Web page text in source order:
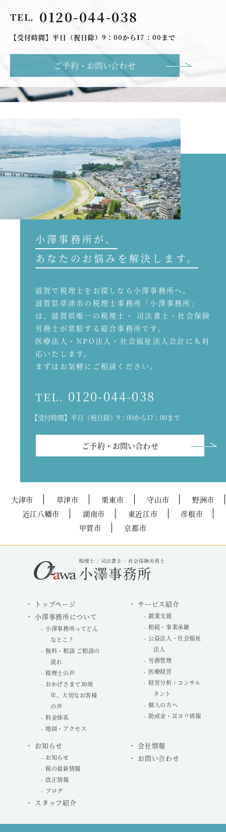
TEL. 0120-044-038
【受付時間】平日（祝日除）9：00から17：00まで
ご予約・お問い合わせ
小澤事務所が、
あなたのお悩みを解決します。
滋賀で税理士をお探しなら小澤事務所へ。
滋賀県草津市の税理士事務所「小澤事務所」
は、滋賀県唯一の税理士・ 司法書士・社会保険
労務士が常駐する総合事務所です。
医療法人・NPO法人・社会福祉法人会計にも対
応いたします。
まずはお気軽にご相談ください。
TEL. 0120-044-038
【受付時間】平日（祝日除）9：00から17：00まで
ご予約・お問い合わせ
大津市 草津市 栗東市 守山市
野洲市
近江八幡市
湖南市 東近江市
彦根市
甲賀市
京都市
トップページ
小澤事務所について
小澤事務所ってどん
なとこ？
無料・相談 ご相談の
流れ
税理士の声
おかげさまで30周
年。大切なお客様
の声
料金体系
地図・アクセス
サービス紹介
創業支援
相続・事業承継
公益法人・社会福祉
法人
労務管理
医療経営
経営分析・コンサル
タント
個人の方へ
助成金・耳ヨリ情報
お知らせ
お知らせ
税の最新情報
改正情報
ブログ
スタッフ紹介
会社情報
お問い合わせ